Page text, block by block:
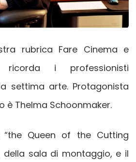
rubrica Fare Cinema e
ricorda i professionisti
settima arte. Protagonista
è Thelma Schoonmaker.
“the Queen of the Cutting
della sala di montaggio, e il